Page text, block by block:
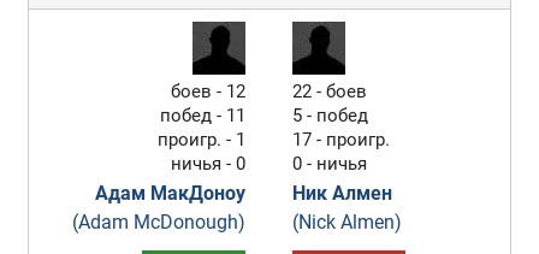
боев - 12
побед - 11
проигр. - 1
ничья - 0
Адам МакДоноу
(Adam McDonough)
22 - боев
5 - побед
17 - проигр.
0 - ничья
Ник Алмен
(Nick Almen)